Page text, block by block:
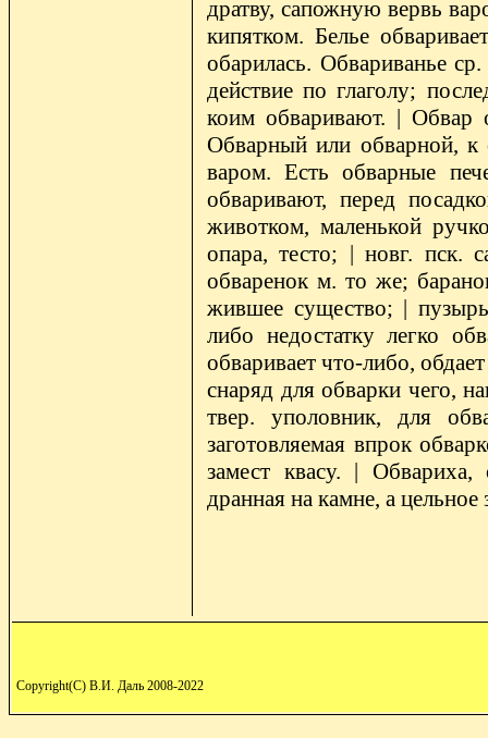
дратву, сапожную вервь
кипятком. Белье
обарилась. Обвариванье
действие по глаголу;
коим обваривают. | Обвар
Обварный или обварной, к
варом. Есть обварные
обваривают, перед
животком, маленькой
опара, тесто; | новг. пск.
обваренок м. то же;
жившее существо; |
либо недостатку легко
обваривает что-либо,
снаряд для обварки чего,
твер. уполовник, для
заготовляемая впрок
замест квасу. |
дранная на камне, а
Copyright(C) В.И. Даль 2008-2022